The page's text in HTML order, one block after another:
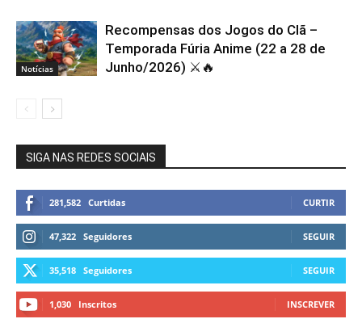
Notícias
Recompensas dos Jogos do Clã –
Temporada Fúria Anime (22 a 28 de
Junho/2026) ⚔️🔥
SIGA NAS REDES SOCIAIS
281,582 Curtidas CURTIR
47,322 Seguidores SEGUIR
35,518 Seguidores SEGUIR
1,030 Inscritos INSCREVER